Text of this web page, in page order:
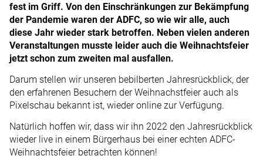
fest im Griff. Von den Einschränkungen zur Bekämpfung
der Pandemie waren der ADFC, so wie wir alle, auch
diese Jahr wieder stark betroffen. Neben vielen anderen
Veranstaltungen musste leider auch die Weihnachtsfeier
jetzt schon zum zweiten mal ausfallen.
Darum stellen wir unseren bebilberten Jahresrückblick, der
den erfahrenen Besuchern der Weihnachstfeier auch als
Pixelschau bekannt ist, wieder online zur Verfügung.
Natürlich hoffen wir, dass wir ihn 2022 den Jahresrückblick
wieder live in einem Bürgerhaus bei einer echten ADFC-
Weihnachtsfeier betrachten können!